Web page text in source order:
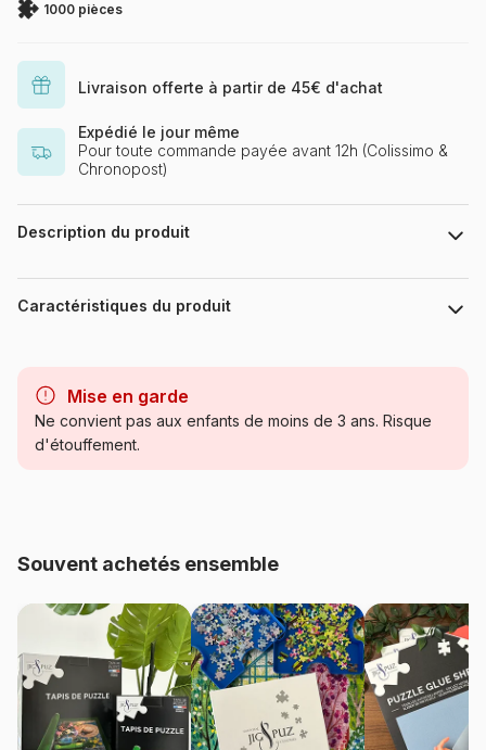
1000 pièces
Livraison offerte à partir de 45€ d'achat
Expédié le jour même
Pour toute commande payée avant 12h (Colissimo &
Chronopost)
Description du produit
Puzzle 1000 Teile Puzzlefläche : 69,3 x 49,6 cm
Caractéristiques du produit
Catégorie Puzzles - Montagnes
Référence Schmidt-Spiele-58445
EAN 4001504584450
Nombre de pièces 1000 pièces
Mise en garde
Ne convient pas aux enfants de moins de 3 ans. Risque
d'étouffement.
Souvent achetés ensemble